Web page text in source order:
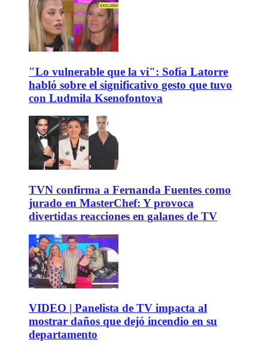
"Lo vulnerable que la vi": Sofía Latorre
habló sobre el significativo gesto que tuvo
con Ludmila Ksenofontova
TVN confirma a Fernanda Fuentes como
jurado en MasterChef: Y provoca
divertidas reacciones en galanes de TV
VIDEO | Panelista de TV impacta al
mostrar daños que dejó incendio en su
departamento